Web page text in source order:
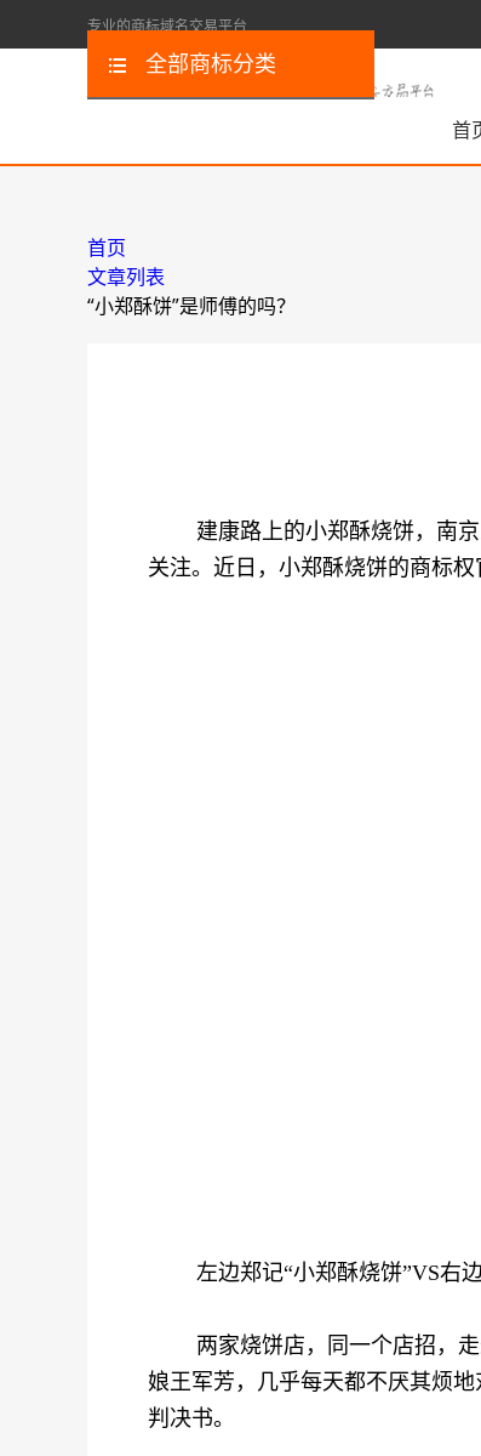
专业的商标域名交易平台
首
全部商标分类
首页
文章列表
“小郑酥饼”是师傅的吗？
建康路上的小郑酥烧饼，南京
关注。近日，小郑酥烧饼的商标权
左边郑记“小郑酥烧饼”VS右边
两家烧饼店，同一个店招，走
娘王军芳，几乎每天都不厌其烦
判决书。